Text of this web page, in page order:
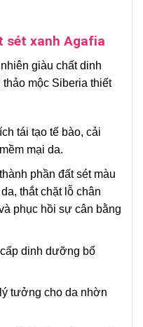
sét xanh Agafia
giàu chất dinh
mộc Siberia thiết
tái tạo tế bào, cải
mại da.
phần đất sét màu
thắt chặt lỗ chân
phục hồi sự cân bằng
dinh dưỡng bổ
tưởng cho da nhờn